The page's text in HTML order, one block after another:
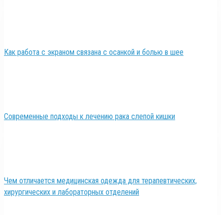
Как работа с экраном связана с осанкой и болью в шее
Современные подходы к лечению рака слепой кишки
Чем отличается медицинская одежда для терапевтических,
хирургических и лабораторных отделений